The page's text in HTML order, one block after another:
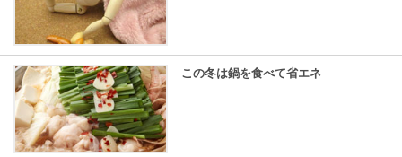
この冬は鍋を食べて省エネ